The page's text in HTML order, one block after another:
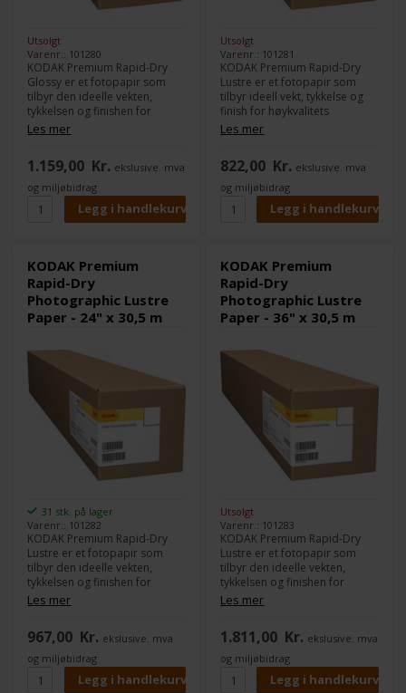
Utsolgt
Varenr.: 101280
KODAK Premium Rapid-Dry
Glossy er et fotopapir som
tilbyr den ideelle vekten,
tykkelsen og finishen for
høykvalitets fotografiske
reproduksjoner. Med
garanterer det lang levetid og
har universell kompatibilitet
med piezo- og
pigmentsystemer. Med kraften
fra KODAK-merket bak seg, er
Les mer
1.159,00 Kr. ekslusive. mva
og miljøbidrag
Utsolgt
Varenr.: 101281
KODAK Premium Rapid-Dry
Lustre er et fotopapir som
tilbyr ideell vekt, tykkelse og
finish for høykvalitets
fotografiske reproduksjoner.
Med utmerket
lang levetid, universal
kompatibilitet med piezo- og
pigmentssystemer, og styrken
fra KODAK-merket bak seg, er
dette mediet for den
Les mer
822,00 Kr. ekslusive. mva
og miljøbidrag
KODAK Premium
Rapid-Dry
Photographic Lustre
Paper - 24" x 30,5 m
31 stk. på lager
Varenr.: 101282
KODAK Premium Rapid-Dry
Lustre er et fotopapir som
tilbyr den ideelle vekten,
tykkelsen og finishen for
høykvalitets fotografiske
reproduksjoner. Med
garantert lang levetid,
universell kompatibilitet med
piezo- og pigment systemer
og kraften fra KODAK-merket
Les mer
967,00 Kr. ekslusive. mva
og miljøbidrag
KODAK Premium
Rapid-Dry
Photographic Lustre
Paper - 36" x 30,5 m
Utsolgt
Varenr.: 101283
KODAK Premium Rapid-Dry
Lustre er et fotopapir som
tilbyr den ideelle vekten,
tykkelsen og finishen for
høykvalitets fotografiske
reproduksjoner. Med
garantert lang levetid,
universal kompatibilitet med
piezo- og pigmentbaserte
systemer og styrken fra
Les mer
1.811,00 Kr. ekslusive. mva
og miljøbidrag